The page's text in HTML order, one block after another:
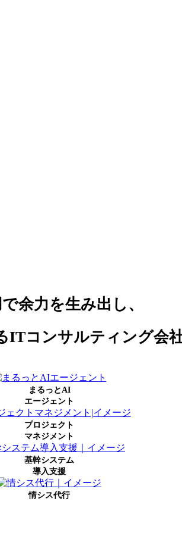
余力を生み出し、
ITコンサルティング会
まるっとAI
エージェント
プロジェクト
マネジメント
基幹システム
導入支援
情シス代行